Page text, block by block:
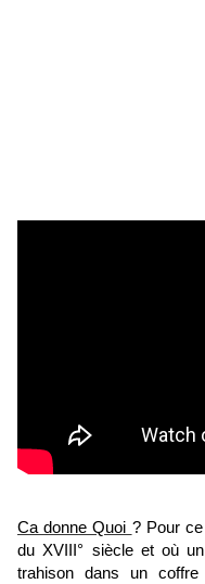
Ca donne Quoi ? Pour
du XVIII° siècle et où
trahison dans un